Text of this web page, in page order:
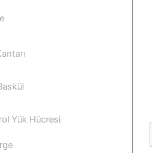
Yük Hücresi